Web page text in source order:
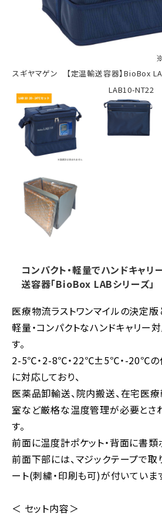
スギヤマゲン 【定温輸送容器】BioBox
LAB10-NT22
コンパクト・軽量でハンドキャ
送容器「BioBox LABシリーズ」
医療物流ラストワンマイルの決定版
軽量・コンパクトなハンドキャリー
す。
2-5℃・2-8℃・22℃±5℃・-20℃の
に対応しており、
医薬品卸輸送、院内搬送、在宅医
室など厳格な温度管理が必要とさ
す。
前面に温度計ポケット・背面に書類
前面下部には、マジックテープで
ート(刺繍・印刷も可)が付いていま
＜ セット内容＞